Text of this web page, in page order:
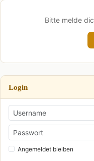
Bitte melde
Login
Angemeldet bleiben